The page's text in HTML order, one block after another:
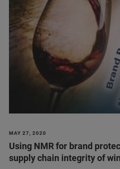
MAY 27, 2020
Using NMR for brand
supply chain integrity of